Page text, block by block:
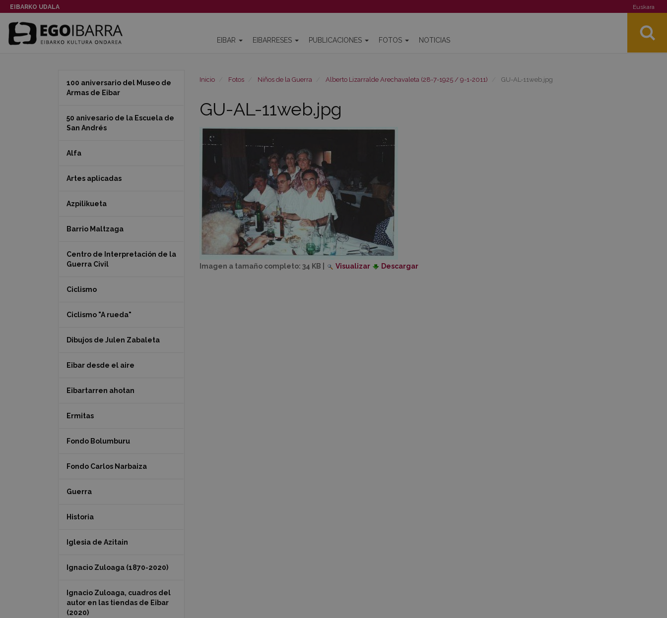
EIBARKO UDALA Euskara
EIBAR EIBARRESES PUBLICACIONES FOTOS NOTICIAS
Inicio Fotos Niños de la Guerra Alberto Lizarralde Arechavaleta (28-7-1925 / 9-1-2011) GU-AL-11web.jpg
GU-AL-11web.jpg
Imagen a tamaño completo: 34 KB Visualizar Descargar
100 aniversario del Museo de
Armas de Eibar
50 anivesario de la Escuela de
San Andrés
Alfa
Artes aplicadas
Azpilikueta
Barrio Maltzaga
Centro de Interpretación de la
Guerra Civil
Ciclismo
Ciclismo "A rueda"
Dibujos de Julen Zabaleta
Eibar desde el aire
Eibartarren ahotan
Ermitas
Fondo Bolumburu
Fondo Carlos Narbaiza
Guerra
Historia
Iglesia de Azitain
Ignacio Zuloaga (1870-2020)
Ignacio Zuloaga, cuadros del
autor en las tiendas de Eibar
(2020)